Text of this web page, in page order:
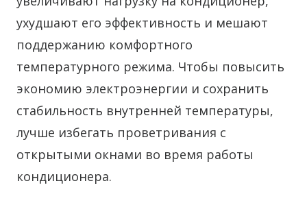
ухудшают его эффективность и мешают
поддержанию комфортного
температурного режима. Чтобы повысить
экономию электроэнергии и сохранить
стабильность внутренней температуры,
лучше избегать проветривания с
открытыми окнами во время работы
кондиционера.